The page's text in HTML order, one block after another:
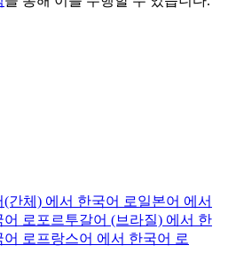
(간체) 에서 한국어 로일본어 에서
어 로 포르투갈어 (브라질) 에서 한
어 로 프랑스어 에서 한국어 로